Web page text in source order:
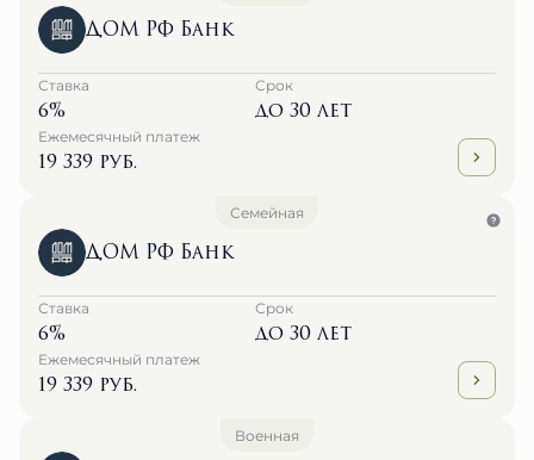
ДОМ РФ Банк
Ставка
6%
Срок
до 30 лет
Ежемесячный платеж
19 339 руб.
Семейная
ДОМ РФ Банк
Ставка
6%
Срок
до 30 лет
Ежемесячный платеж
19 339 руб.
Военная